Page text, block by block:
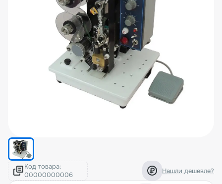
Код товара: Нашли дешевле?